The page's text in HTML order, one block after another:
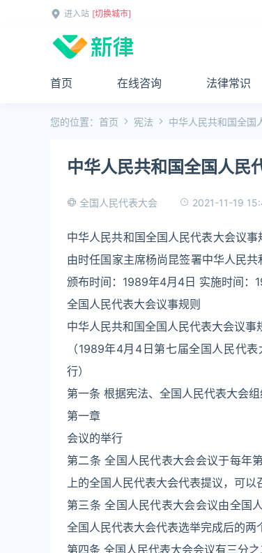
进入站 [切换城市]
首页 在线咨询 法律常识
您的位置： 首页 宪法 中华人民共和国全国
中华人民共和国全国人民
全国人民代表大会 2021-11-19
中华人民共和国全国人民代表大会议
由时任国家主席杨尚昆签署中华人民
颁布时间：1989年4月4日 实施时间
全国人民代表大会议事规则
中华人民共和国全国人民代表大会议事
（1989年4月4日第七届全国人民代
行）
第一条 根据宪法、全国人民代表大会
第一章
会议的举行
第二条 全国人民代表大会会议于每年
上的全国人民代表大会代表提议，可以
第三条 全国人民代表大会会议由全国
全国人民代表大会代表选举完成后的两
第四条 全国人民代表大会会议有三分